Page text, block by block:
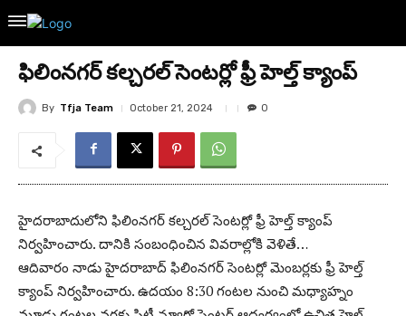
ఫిలింనగర్ కల్చరల్ సెంటర్లో ఫ్రీ హెల్త్ క్యాంప్
By Tfja Team October 21, 2024 0
హైదరాబాదులోని ఫిలింనగర్ కల్చరల్ సెంటర్లో ఫ్రీ హెల్త్ క్యాంప్
నిర్వహించారు. దానికి సంబంధించిన వివరాల్లోకి వెళితే…
ఆదివారం నాడు హైదరాబాద్ ఫిలింనగర్ సెంటర్లో మెంబర్లకు ఫ్రీ హెల్త్
క్యాంప్ నిర్వహించారు. ఉదయం 8:30 గంటల నుంచి మధ్యాహ్నం